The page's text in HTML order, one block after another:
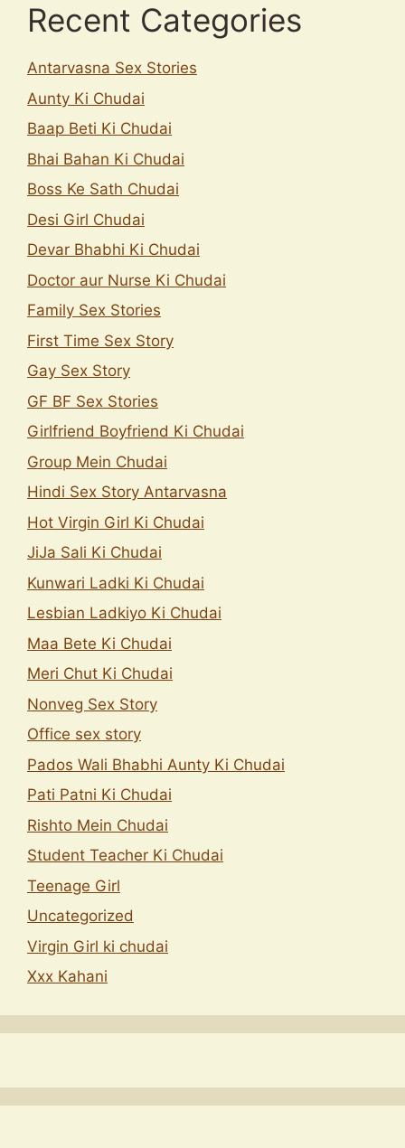
Recent Categories
Antarvasna Sex Stories
Aunty Ki Chudai
Baap Beti Ki Chudai
Bhai Bahan Ki Chudai
Boss Ke Sath Chudai
Desi Girl Chudai
Devar Bhabhi Ki Chudai
Doctor aur Nurse Ki Chudai
Family Sex Stories
First Time Sex Story
Gay Sex Story
GF BF Sex Stories
Girlfriend Boyfriend Ki Chudai
Group Mein Chudai
Hindi Sex Story Antarvasna
Hot Virgin Girl Ki Chudai
JiJa Sali Ki Chudai
Kunwari Ladki Ki Chudai
Lesbian Ladkiyo Ki Chudai
Maa Bete Ki Chudai
Meri Chut Ki Chudai
Nonveg Sex Story
Office sex story
Pados Wali Bhabhi Aunty Ki Chudai
Pati Patni Ki Chudai
Rishto Mein Chudai
Student Teacher Ki Chudai
Teenage Girl
Uncategorized
Virgin Girl ki chudai
Xxx Kahani